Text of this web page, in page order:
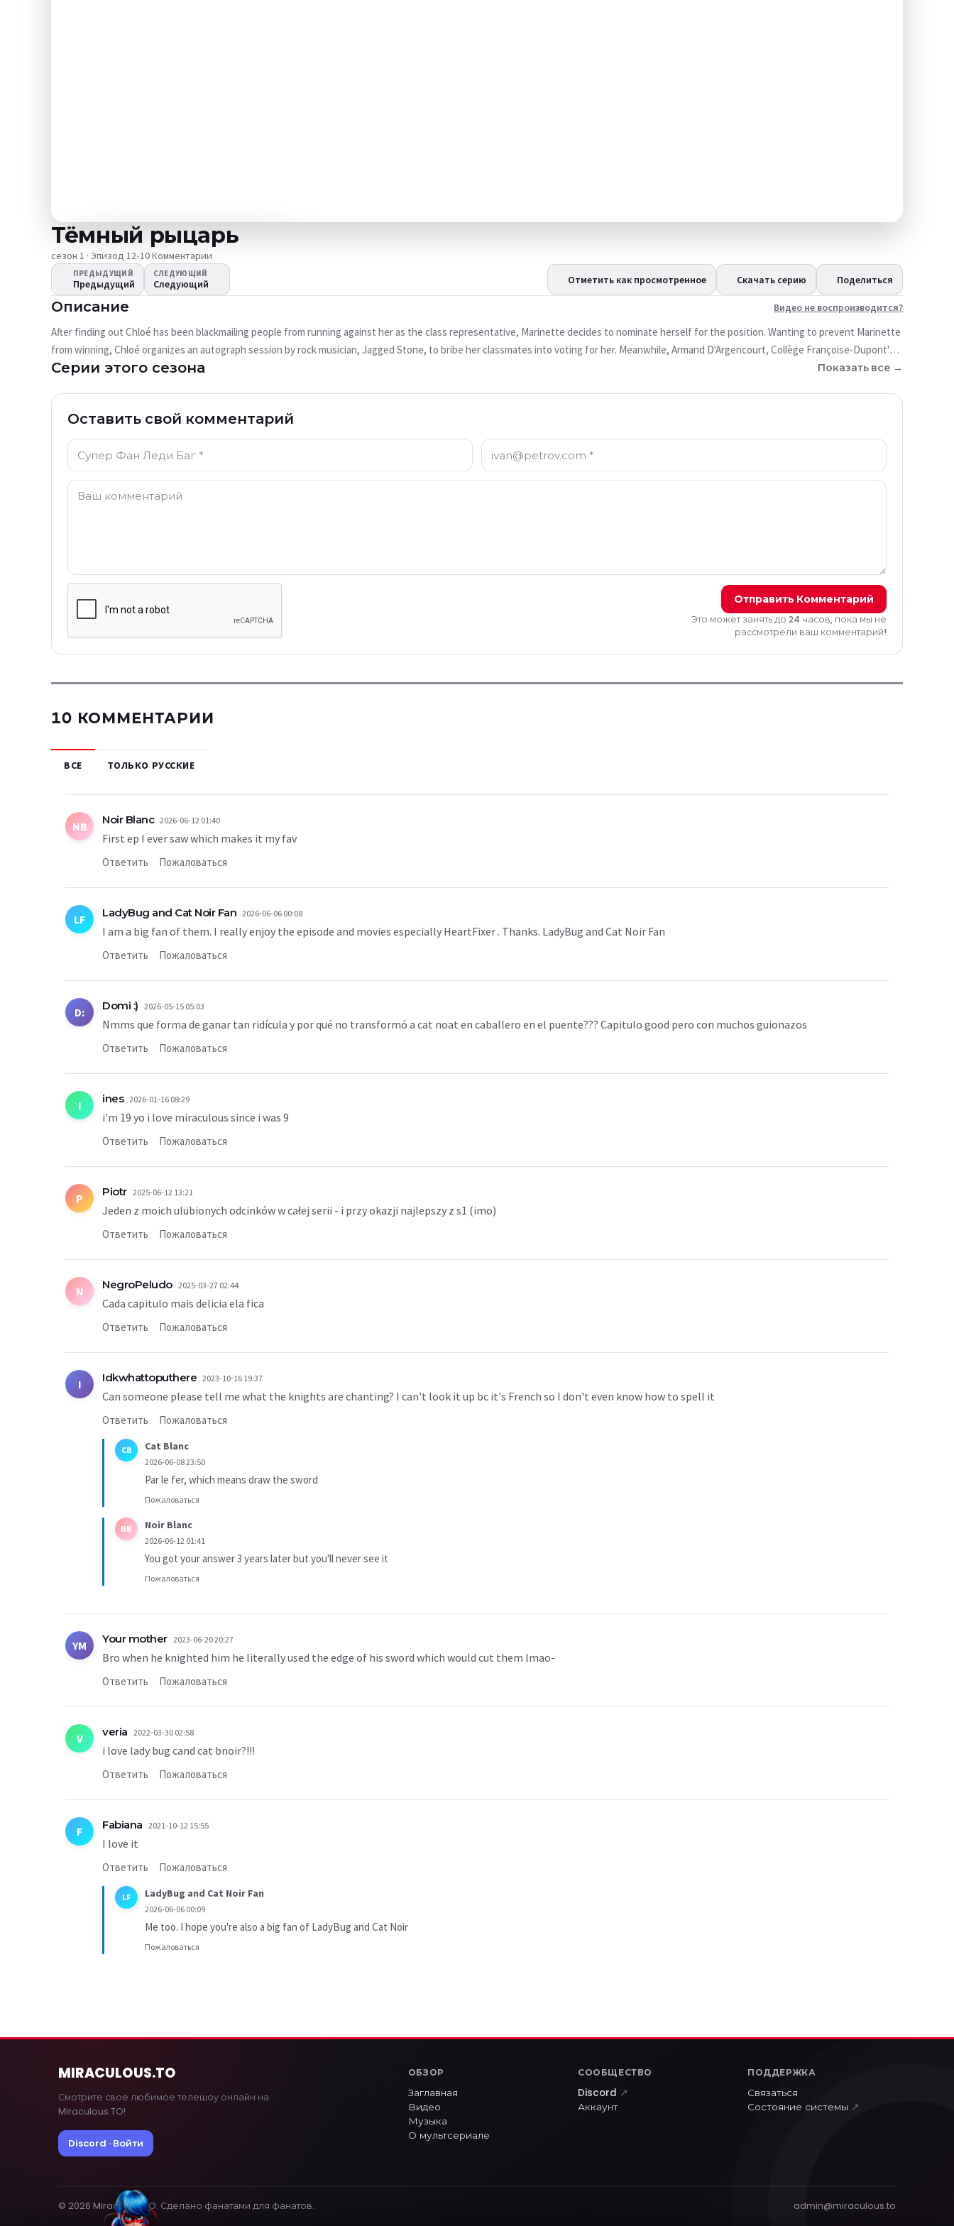
Видео не
В настоящее время это видео недоступно
Попробовать снова
Тёмный рыцарь
сезон 1 · Эпизод 12•10 Комментарии
ПРЕДЫДУЩИЙ
Предыдущий
СЛЕДУЮЩИЙ
Следующий Отметить как просмотренное Скачать серию Поделиться
Описание Видео не воспроизводится?
After finding out Chloé has been blackmailing people from running against her as the class representative, Marinette decides to nominate herself for the position. Wanting to prevent Marinette
from winning, Chloé organizes an autograph session by rock musician, Jagged Stone, to bribe her classmates into voting for her. Meanwhile, Armand D'Argencourt, Collège Françoise-Dupont's
fencing teacher, has just lost the Paris mayoral elections by a landslide. As the press continues to mock him, Armand is influenced by Hawk Moth and becomes Darkblade, an armored black
Серии этого сезона Показать все →
Оставить свой комментарий
Имя: * Электронная почта: *
Комментарий: *
Отправить Комментарий
Это может занять до 24 часов, пока мы не
рассмотрели ваш комментарий!
10 КОММЕНТАРИИ
ВСЕ ТОЛЬКО РУССКИЕ
NB Noir Blanc 2026-06-12 01:40
First ep I ever saw which makes it my fav
Ответить Пожаловаться
LF LadyBug and Cat Noir Fan 2026-06-06 00:08
I am a big fan of them. I really enjoy the episode and movies especially HeartFixer . Thanks. LadyBug and Cat Noir Fan
Ответить Пожаловаться
D: Domi :) 2026-05-15 05:03
Nmms que forma de ganar tan ridícula y por qué no transformó a cat noat en caballero en el puente??? Capitulo good pero con muchos guionazos
Ответить Пожаловаться
I ines 2026-01-16 08:29
i'm 19 yo i love miraculous since i was 9
Ответить Пожаловаться
P Piotr 2025-06-12 13:21
Jeden z moich ulubionych odcinków w całej serii - i przy okazji najlepszy z s1 (imo)
Ответить Пожаловаться
N NegroPeludo 2025-03-27 02:44
Cada capitulo mais delicia ela fica
Ответить Пожаловаться
I Idkwhattoputhere 2023-10-16 19:37
Can someone please tell me what the knights are chanting? I can't look it up bc it's French so I don't even know how to spell it
Ответить Пожаловаться
CB Cat Blanc
2026-06-08 23:50
Par le fer, which means draw the sword
Пожаловаться
NB Noir Blanc
2026-06-12 01:41
You got your answer 3 years later but you'll never see it
Пожаловаться
YM Your mother 2023-06-20 20:27
Bro when he knighted him he literally used the edge of his sword which would cut them lmao-
Ответить Пожаловаться
V veria 2022-03-30 02:58
i love lady bug cand cat bnoir?!!!
Ответить Пожаловаться
F Fabiana 2021-10-12 15:55
I love it
Ответить Пожаловаться
LF LadyBug and Cat Noir Fan
2026-06-06 00:09
Me too. I hope you're also a big fan of LadyBug and Cat Noir
Пожаловаться
MIRACULOUS.TO
Смотрите свое любимое телешоу онлайн на
Miraculous.TO!
Discord · Войти
ОБЗОР
Заглавная
Видео
Музыка
О мультсериале
СООБЩЕСТВО
Discord ↗
Аккаунт
ПОДДЕРЖКА
Связаться
Состояние системы ↗
© 2026 MiraculousTO. Сделано фанатами для фанатов. admin@miraculous.to